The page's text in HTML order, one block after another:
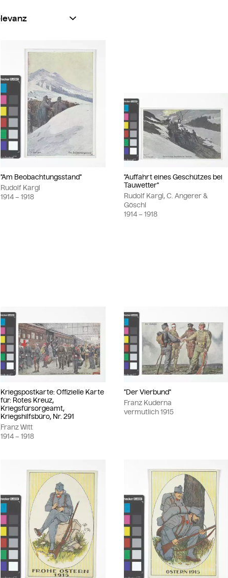
"Am Beobachtungsstand"
Rudolf Kargl
1914– 1918
"Auffahrt eines Geschützes bei
Tauwetter"
Rudolf Kargl, C. Angerer &
Göschl
1914– 1918
Kriegspostkarte: Offizielle Karte
für: Rotes Kreuz,
Kriegsfürsorgeamt,
Kriegshilfsbüro, Nr. 291
Franz Witt
1914– 1918
"Der Vierbund"
Franz Kuderna
vermutlich1915